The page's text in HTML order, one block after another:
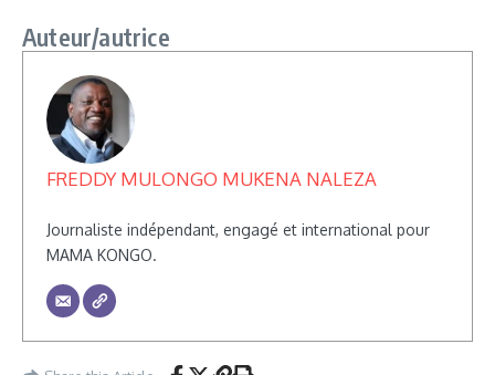
Auteur/autrice
FREDDY MULONGO MUKENA NALEZA
Journaliste indépendant, engagé et international pour
MAMA KONGO.